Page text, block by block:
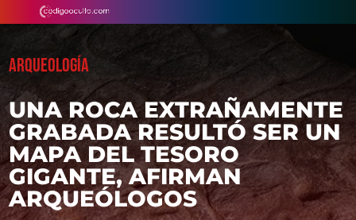
ARQUEOLOGÍA
UNA ROCA EXTRAÑAMENTE
GRABADA RESULTÓ SER UN
MAPA DEL TESORO
GIGANTE, AFIRMAN
ARQUEÓLOGOS